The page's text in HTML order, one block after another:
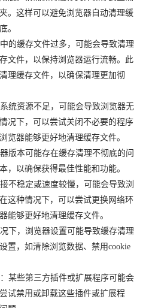
。这样可以避免浏览器自动清理缓
。
的缓存文件过多，可能会导致清理
文件，以保持浏览器运行流畅。此
理缓存文件，以确保清理更加彻
统资源不足，可能会导致浏览器无
况下，可以尝试关闭不必要的程序
览器能够更好地清理缓存文件。
版本可能存在缓存清理不彻底的问
，以确保获得最佳性能和功能。
不稳定或速度较慢，可能会导致浏
这种情况下，可以尝试更换网络环
能够更好地清理缓存文件。
下，浏览器设置可能导致缓存清理
置，如清除浏览数据、禁用cookie
某些第三方插件或扩展程序可能会
试禁用或卸载这些插件或扩展程